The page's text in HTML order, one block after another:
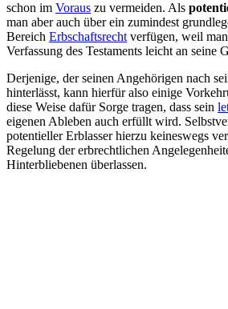
schon im Voraus zu vermeiden. Als
man aber auch über ein zumindest
Bereich Erbschaftsrecht verfügen, weil
Verfassung des Testaments leicht an seine
Derjenige, der seinen Angehörigen nach
hinterlässt, kann hierfür also einige
diese Weise dafür Sorge tragen, dass sein
eigenen Ableben auch erfüllt wird.
potentieller Erblasser hierzu keineswegs
Regelung der erbrechtlichen
Hinterbliebenen überlassen.